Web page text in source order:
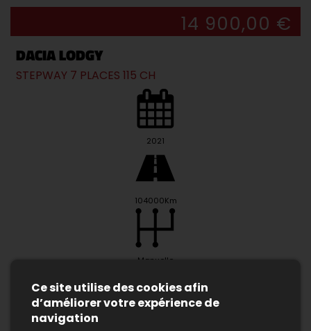
14 900,00 €
DACIA LODGY
STEPWAY 7 PLACES 115 CH
2021
104000Km
Manuelle
Ce site utilise des cookies afin
d’améliorer votre expérience de
navigation